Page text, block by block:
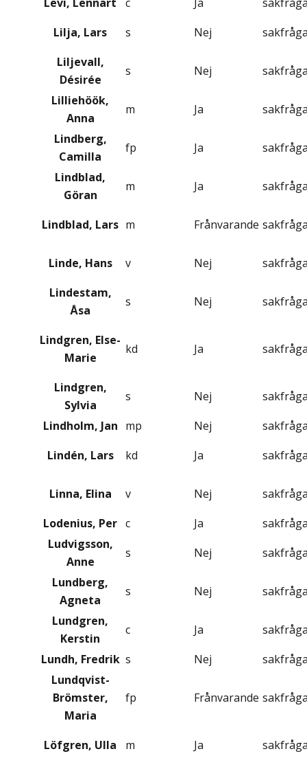
Lilja, Lars
s Nej
Liljevall,
Désirée
s Nej
Lilliehöök,
Anna
m Ja
Lindberg,
Camilla
fp Ja
Lindblad,
Göran
m Ja
Lindblad, Lars m Frånvarande
Linde, Hans v Nej
Lindestam,
Åsa
s Nej
Lindgren, Else-
Marie
kd Ja
Lindgren,
Sylvia
s Nej
Lindholm, Jan mp Nej
Lindén, Lars
kd Ja
Linna, Elina v Nej
Lodenius, Per c Ja
Ludvigsson,
Anne
s Nej
Lundberg,
Agneta
s Nej
Lundgren,
Kerstin
c Ja
Lundh, Fredrik s Nej
Lundqvist-
Brömster,
Maria
fp Frånvarande
Löfgren, Ulla m Ja